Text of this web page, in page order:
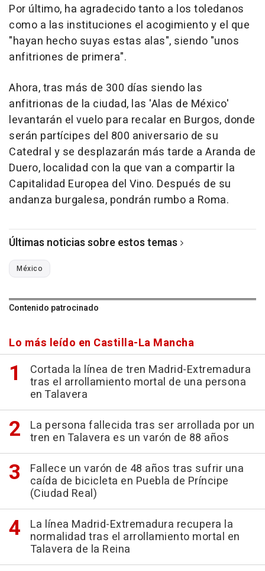
Por último, ha agradecido tanto a los toledanos
como a las instituciones el acogimiento y el que
"hayan hecho suyas estas alas", siendo "unos
anfitriones de primera".
Ahora, tras más de 300 días siendo las
anfitrionas de la ciudad, las 'Alas de México'
levantarán el vuelo para recalar en Burgos, donde
serán partícipes del 800 aniversario de su
Catedral y se desplazarán más tarde a Aranda de
Duero, localidad con la que van a compartir la
Capitalidad Europea del Vino. Después de su
andanza burgalesa, pondrán rumbo a Roma.
Últimas noticias sobre estos temas
México
Contenido patrocinado
Lo más leído en Castilla-La Mancha
Cortada la línea de tren Madrid-Extremadura
tras el arrollamiento mortal de una persona
en Talavera
La persona fallecida tras ser arrollada por un
tren en Talavera es un varón de 88 años
Fallece un varón de 48 años tras sufrir una
caída de bicicleta en Puebla de Príncipe
(Ciudad Real)
La línea Madrid-Extremadura recupera la
normalidad tras el arrollamiento mortal en
Talavera de la Reina